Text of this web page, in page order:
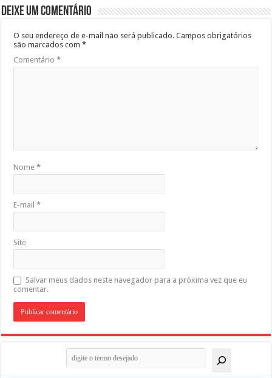
Deixe um comentário
O seu endereço de e-mail não será publicado. Campos obrigatórios
são marcados com*
Comentário*
Nome*
E-mail*
Site
Salvar meus dados neste navegador para a próxima vez que eu
comentar.